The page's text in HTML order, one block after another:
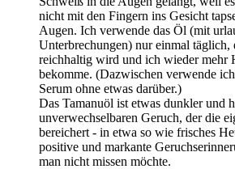
nicht mit den Fingern ins Gesicht
Augen. Ich verwende das Öl (mit
Unterbrechungen) nur einmal täglich,
reichhaltig wird und ich wieder mehr
bekomme. (Dazwischen verwende
Serum ohne etwas darüber.)
Das Tamanuöl ist etwas dunkler und
unverwechselbaren Geruch, der die
bereichert - in etwa so wie frisches
positive und markante
man nicht missen möchte.